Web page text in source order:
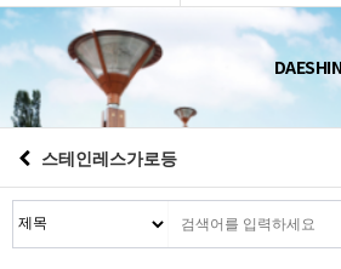
스테인레스가로등